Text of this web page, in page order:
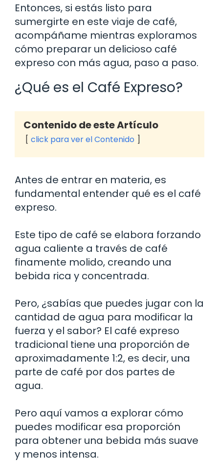
Entonces, si estás listo para
sumergirte en este viaje de café,
acompáñame mientras exploramos
cómo preparar un delicioso café
expreso con más agua, paso a paso.
¿Qué es el Café Expreso?
Contenido de este Artículo
click para ver el Contenido
Antes de entrar en materia, es
fundamental entender qué es el café
expreso.
Este tipo de café se elabora forzando
agua caliente a través de café
finamente molido, creando una
bebida rica y concentrada.
Pero, ¿sabías que puedes jugar con la
cantidad de agua para modificar la
fuerza y el sabor? El café expreso
tradicional tiene una proporción de
aproximadamente 1:2, es decir, una
parte de café por dos partes de
agua.
Pero aquí vamos a explorar cómo
puedes modificar esa proporción
para obtener una bebida más suave
y menos intensa.